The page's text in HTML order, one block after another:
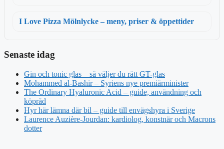
I Love Pizza Mölnlycke – meny, priser & öppettider
Senaste idag
Gin och tonic glas – så väljer du rätt GT-glas
Mohammed al-Bashir – Syriens nye premiärminister
The Ordinary Hyaluronic Acid – guide, användning och
köpråd
Hyr här lämna där bil – guide till envägshyra i Sverige
Laurence Auzière-Jourdan: kardiolog, konstnär och Macrons
dotter